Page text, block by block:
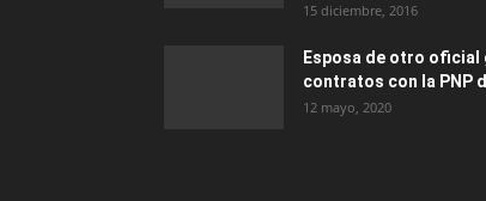
15 diciembre, 2016
Esposa de otro oficial
contratos con la PNP
12 mayo, 2020